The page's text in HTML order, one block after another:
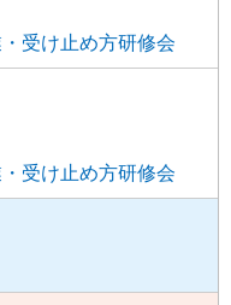
受け止め方研修会
受け止め方研修会